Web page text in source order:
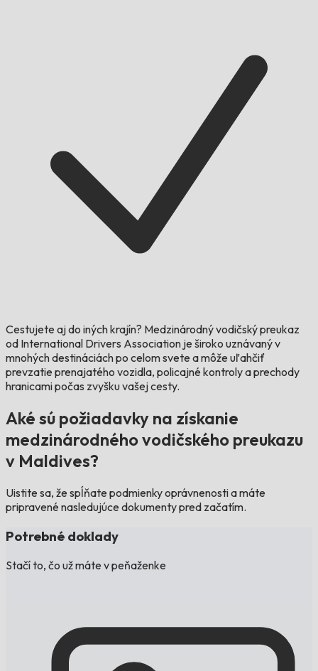
Cestujete aj do iných krajín? Medzinárodný vodičský preukaz
od International Drivers Association je široko uznávaný v
mnohých destináciách po celom svete a môže uľahčiť
prevzatie prenajatého vozidla, policajné kontroly a prechody
hranicami počas zvyšku vašej cesty.
Aké sú požiadavky na získanie
medzinárodného vodičského preukazu
v Maldives?
Uistite sa, že spĺňate podmienky oprávnenosti a máte
pripravené nasledujúce dokumenty pred začatím.
Potrebné doklady
Stačí to, čo už máte v peňaženke